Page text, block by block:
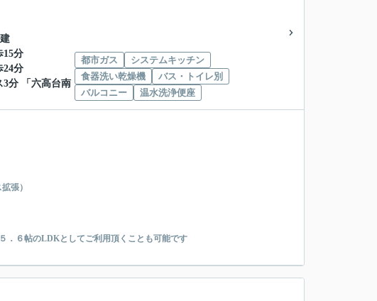
15分
24分
3分 「六高台南
都市ガス
システムキッチン
食器洗い乾燥機
バス・トイレ別
バルコニー
温水洗浄便座
張）
．６帖のLDKとしてご利用頂くことも可能です